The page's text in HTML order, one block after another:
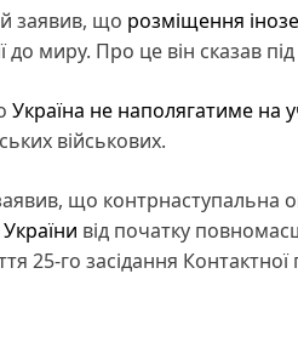
заявив, що розміщення
до миру. Про це він сказав
Україна не наполягатиме на
військових.
що контрнаступальна
від початку
25-го засідання